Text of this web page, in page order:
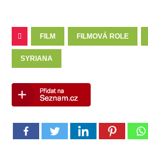
FILM FILMOVÁ ROLE
SYRIANA